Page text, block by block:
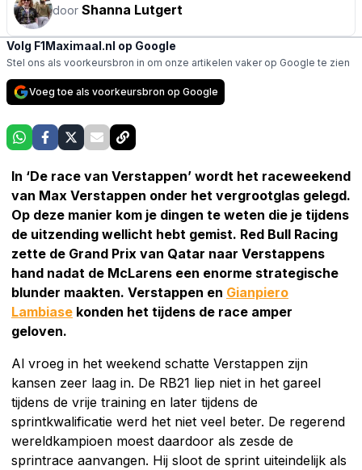
door Shanna Lutgert
Volg F1Maximaal.nl op Google
Stel ons als voorkeursbron in om onze artikelen vaker op Google te zien
Voeg toe als voorkeursbron op Google
In ‘De race van Verstappen’ wordt het raceweekend
van Max Verstappen onder het vergrootglas gelegd.
Op deze manier kom je dingen te weten die je tijdens
de uitzending wellicht hebt gemist. Red Bull Racing
zette de Grand Prix van Qatar naar Verstappens
hand nadat de McLarens een enorme strategische
blunder maakten. Verstappen en Gianpiero
Lambiase konden het tijdens de race amper
geloven.
Al vroeg in het weekend schatte Verstappen zijn
kansen zeer laag in. De RB21 liep niet in het gareel
tijdens de vrije training en later tijdens de
sprintkwalificatie werd het niet veel beter. De regerend
wereldkampioen moest daardoor als zesde de
sprintrace aanvangen. Hij sloot de sprint uiteindelijk als